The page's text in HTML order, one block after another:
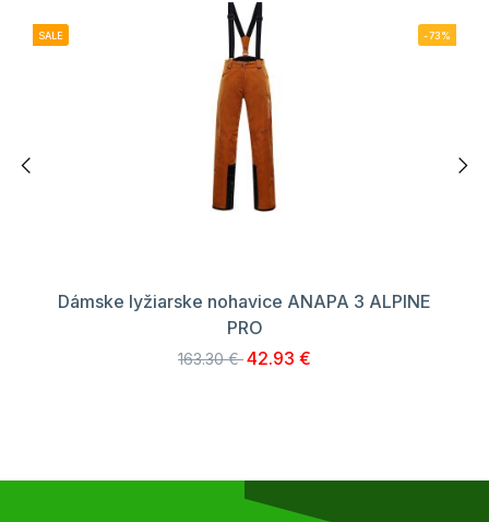
SALE -73%
Dámske lyžiarske nohavice ANAPA 3 ALPINE
PRO
163.30 €42.93 €